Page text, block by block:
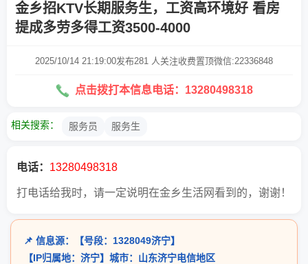
金乡招KTV长期服务生，工资高环境好 看房
提成多劳多得工资3500-4000
2025/10/14 21:19:00发布281 人关注收费置顶微信:22336848
点击拨打本信息电话：13280498318
相关搜索： 服务员 服务生
电话： 13280498318
打电话给我时，请一定说明在金乡生活网看到的，谢谢！
📌 信息源：【号段：1328049济宁】
【IP归属地：济宁】城市：山东济宁电信地区